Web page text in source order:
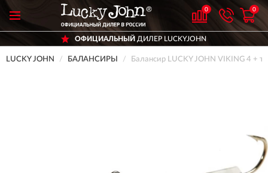
0 0
ОФИЦИАЛЬНЫЙДИЛЕР LUCKYJOHN
LUCKY JOHN БАЛАНСИРЫ Балансир LUCKY JOHN VIKING 4 +